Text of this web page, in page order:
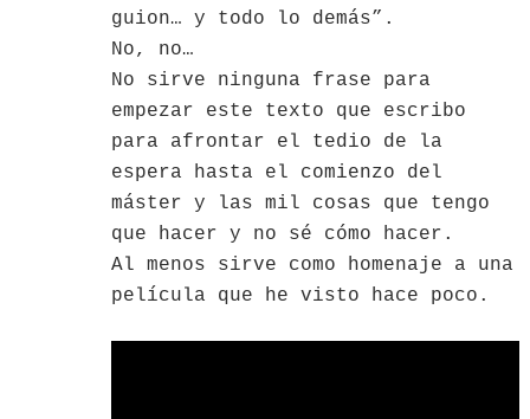
guion… y todo lo demás”.
No, no…
No sirve ninguna frase para
empezar este texto que escribo
para afrontar el tedio de la
espera hasta el comienzo del
máster y las mil cosas que tengo
que hacer y no sé cómo hacer.
Al menos sirve como homenaje a una
película que he visto hace poco.